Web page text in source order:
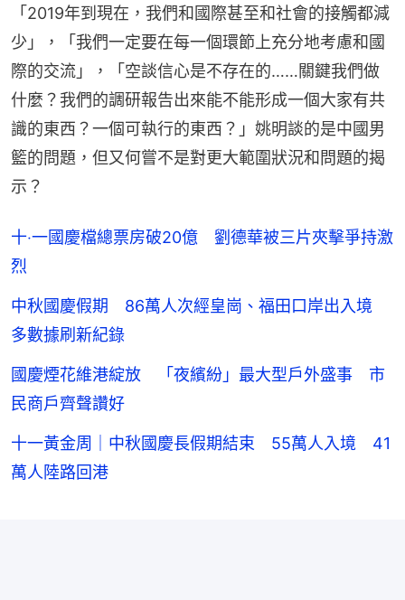
「2019年到現在，我們和國際甚至和社會的接觸都減
少」，「我們一定要在每一個環節上充分地考慮和國
際的交流」，「空談信心是不存在的……關鍵我們做
什麼？我們的調研報告出來能不能形成一個大家有共
識的東西？一個可執行的東西？」姚明談的是中國男
籃的問題，但又何嘗不是對更大範圍狀況和問題的揭
示？
十‧一國慶檔總票房破20億 劉德華被三片夾擊爭持激
烈
中秋國慶假期 86萬人次經皇崗、福田口岸出入境
多數據刷新紀錄
國慶煙花維港綻放 「夜繽紛」最大型戶外盛事 市
民商戶齊聲讚好
十一黃金周｜中秋國慶長假期結束 55萬人入境 41
萬人陸路回港